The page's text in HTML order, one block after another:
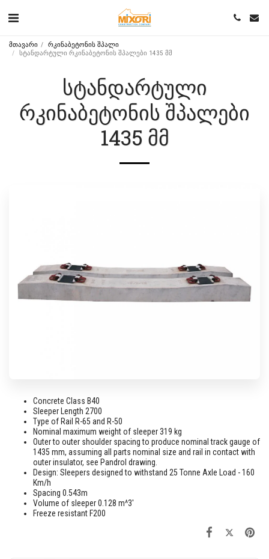
მთავარი
რკინაბეტონის შპალი
სტანდარტული რკინაბეტონის შპალები 1435 მმ
ᲡᲢᲐᲜᲓᲐᲠᲢᲣᲚᲘ
ᲠᲙᲘᲜᲐᲑᲔᲢᲝᲜᲘᲡ ᲨᲞᲐᲚᲔᲑᲘ
1435 ᲛᲛ
Concrete Class B40
Sleeper Length 2700
Type of Rail R-65 and R-50
Nominal maximum weight of sleeper 319 kg
Outer to outer shoulder spacing to produce nominal track gauge of
1435 mm, assuming all parts nominal size and rail in contact with
outer insulator, see Pandrol drawing.
Design: Sleepers designed to withstand 25 Tonne Axle Load - 160
Km/h
Spacing 0.543m
Volume of sleeper 0.128 m^3'
Freeze resistant F200